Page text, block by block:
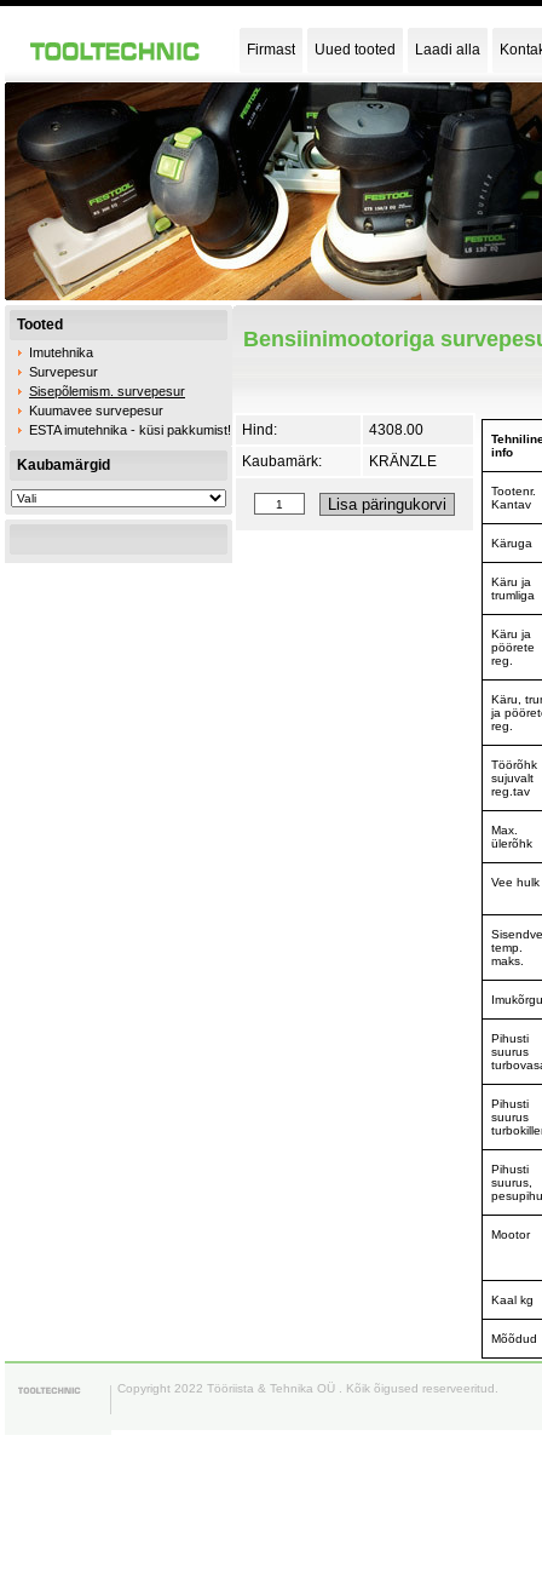
Firmast Uued tooted Laadi alla
Tooted
Imutehnika
Survepesur
Sisepõlemism. survepesur
Kuumavee survepesur
ESTA imutehnika - küsi pakkumist!
Kaubamärgid
Bensiinimootoriga
Hind:
4308.00
Kaubamärk:
KRÄNZLE
info
Tootenr.
Kantav
Käruga
Käru ja
trumliga
Käru ja
pöörete
reg.
Käru,
ja
reg.
Töörõhk
sujuvalt
reg.tav
Max.
ülerõhk
Vee hulk
temp.
maks.
Pihusti
suurus
Pihusti
suurus
Pihusti
suurus,
Mootor
Kaal kg
Mõõdud
Copyright 2022 Tööriista & Tehnika OÜ . Kõik õigused reserveeritud.